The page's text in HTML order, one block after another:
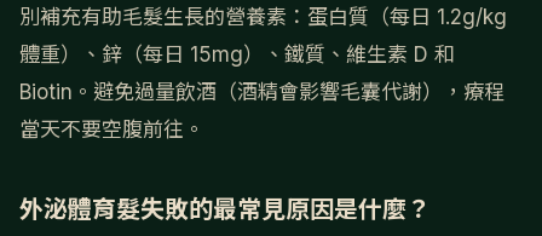
別補充有助毛髮生長的營養素：蛋白質（每日 1.2g/kg
體重）、鋅（每日 15mg）、鐵質、維生素 D 和
Biotin。避免過量飲酒（酒精會影響毛囊代謝），療程
當天不要空腹前往。
外泌體育髮失敗的最常見原因是什麼？